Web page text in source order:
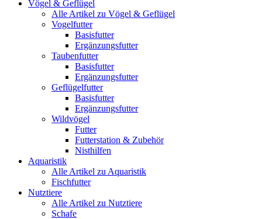
Vögel & Geflügel
Alle Artikel zu Vögel & Geflügel
Vogelfutter
Basisfutter
Ergänzungsfutter
Taubenfutter
Basisfutter
Ergänzungsfutter
Geflügelfutter
Basisfutter
Ergänzungsfutter
Wildvögel
Futter
Futterstation & Zubehör
Nisthilfen
Aquaristik
Alle Artikel zu Aquaristik
Fischfutter
Nutztiere
Alle Artikel zu Nutztiere
Schafe